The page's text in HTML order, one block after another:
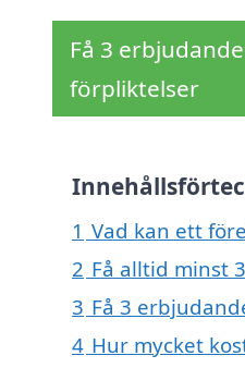
Få 3
förpliktelser
1 Vad kan ett
2 Få alltid minst
3 Få 3
4 Hur mycket